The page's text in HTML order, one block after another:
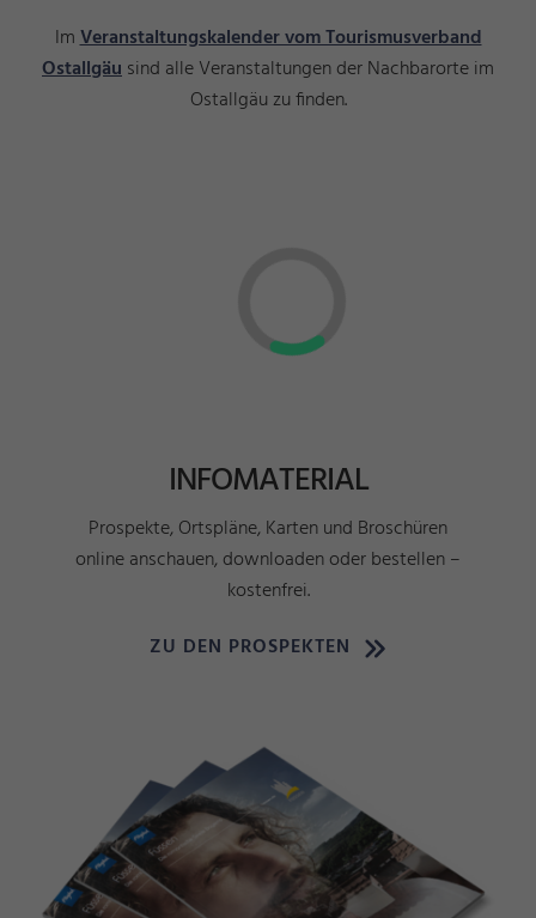
ImVeranstaltungskalender vom Tourismusverband
Ostallgäusind alle Veranstaltungen der Nachbarorte im
Ostallgäu zu finden.
INFOMATERIAL
Prospekte, Ortspläne, Karten und Broschüren
online anschauen, downloaden oder bestellen –
kostenfrei.
ZU DEN PROSPEKTEN